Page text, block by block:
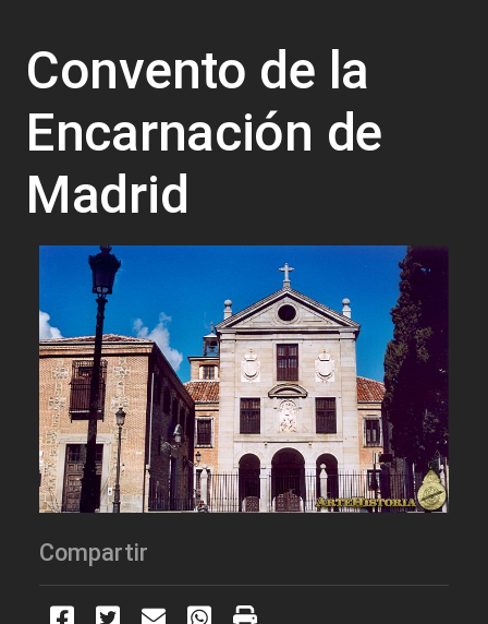
Convento de la
Encarnación de
Madrid
Compartir